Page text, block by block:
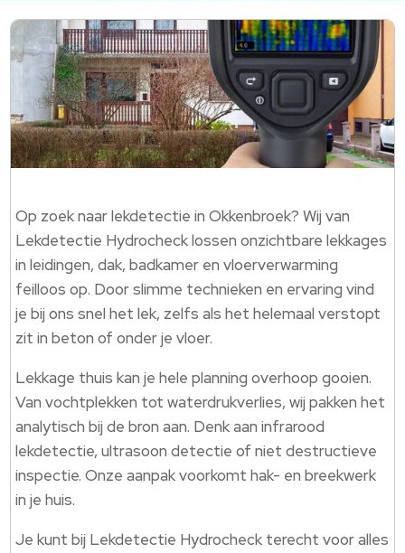
Op zoek naar lekdetectie in Okkenbroek? Wij van
Lekdetectie Hydrocheck lossen onzichtbare lekkages
in leidingen, dak, badkamer en vloerverwarming
feilloos op.​ Door slimme technieken en ervaring vind
je bij ons snel het lek, zelfs als het helemaal verstopt
zit in beton of onder je vloer.​
Lekkage thuis kan je hele planning overhoop gooien.​
Van vochtplekken tot waterdrukverlies, wij pakken het
analytisch bij de bron aan.​ Denk aan infrarood
lekdetectie, ultrasoon detectie of niet destructieve
inspectie.​ Onze aanpak voorkomt hak- en breekwerk
in je huis.​
Je kunt bij Lekdetectie Hydrocheck terecht voor alles